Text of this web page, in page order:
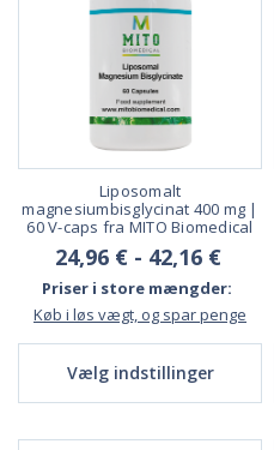
Liposomalt
magnesiumbisglycinat 400 mg |
60 V-caps fra MITO Biomedical
24,96 € - 42,16 €
Priser i store mængder:
Køb i løs vægt, og spar penge
Vælg indstillinger